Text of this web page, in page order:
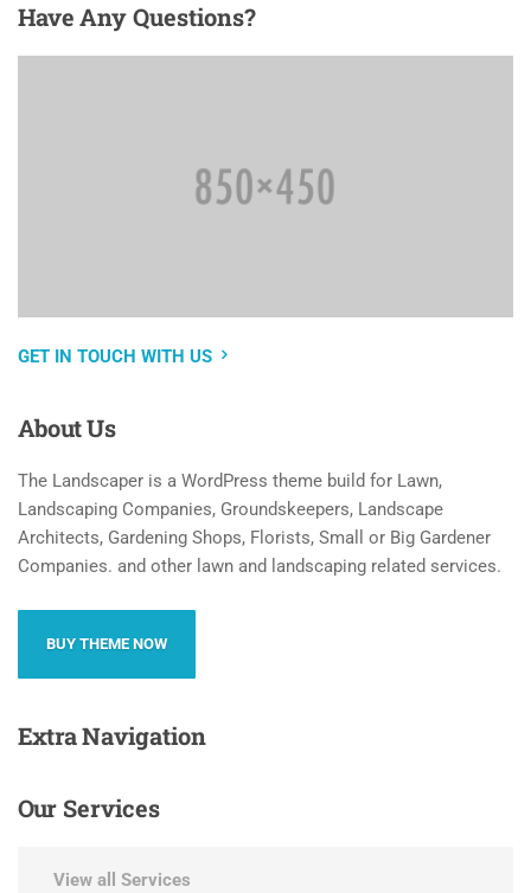
HaveAny Questions?
GET IN TOUCH WITH US
AboutUs
The Landscaper is a WordPress theme build for Lawn,
Landscaping Companies, Groundskeepers, Landscape
Architects, Gardening Shops, Florists, Small or Big Gardener
Companies. and other lawn and landscaping related services.
BUY THEME NOW
ExtraNavigation
OurServices
View all Services